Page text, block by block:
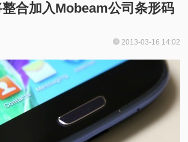
合加入Mobeam公司条形码
2013-03-16 14:02